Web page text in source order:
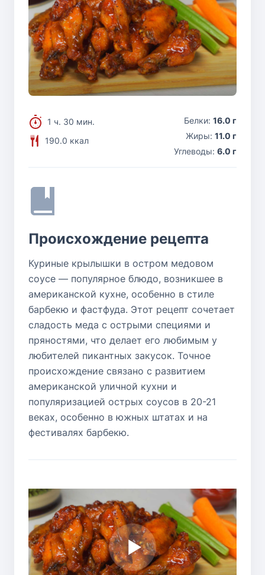
1 ч. 30 мин.
190.0 ккал
Белки: 16.0 г
Жиры: 11.0 г
Углеводы: 6.0 г
Происхождение рецепта
Куриные крылышки в остром медовом
соусе — популярное блюдо, возникшее в
американской кухне, особенно в стиле
барбекю и фастфуда. Этот рецепт сочетает
сладость меда с острыми специями и
пряностями, что делает его любимым у
любителей пикантных закусок. Точное
происхождение связано с развитием
американской уличной кухни и
популяризацией острых соусов в 20-21
веках, особенно в южных штатах и на
фестивалях барбекю.